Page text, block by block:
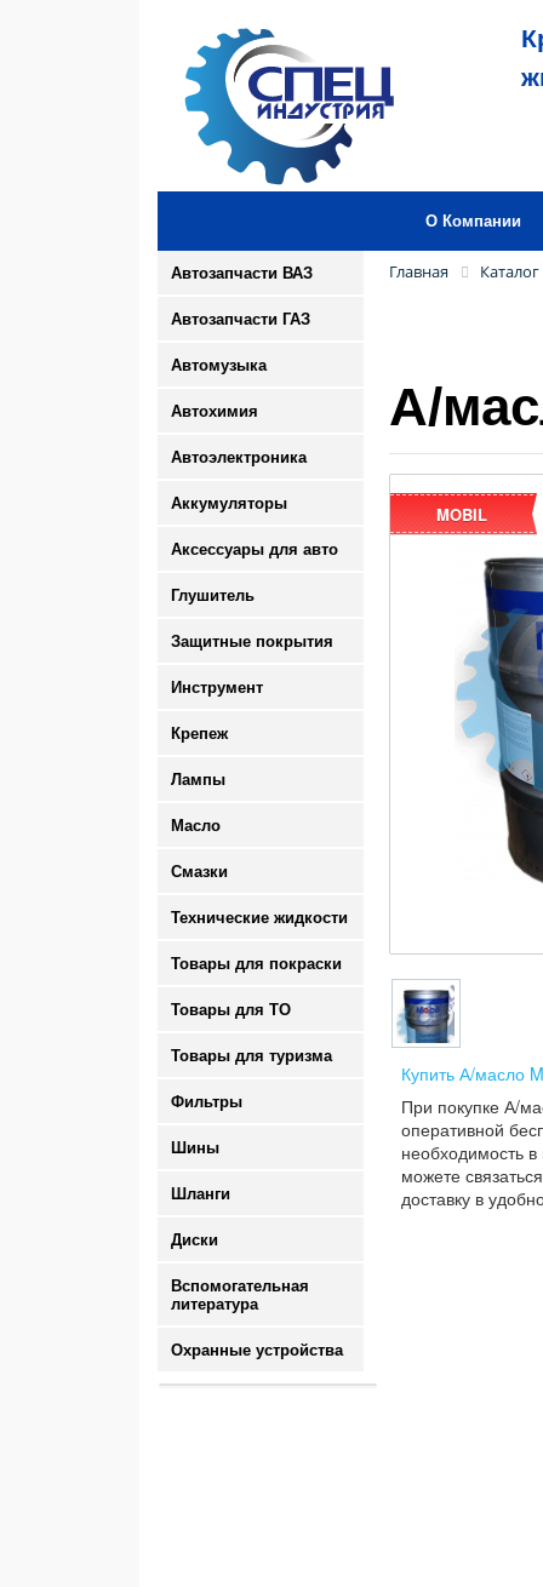
О Компании
Автозапчасти ВАЗ
Автозапчасти ГАЗ
Автомузыка
Автохимия
Автоэлектроника
Аккумуляторы
Аксессуары для авто
Глушитель
Защитные покрытия
Инструмент
Крепеж
Лампы
Масло
Смазки
Технические жидкости
Товары для покраски
Товары для ТО
Товары для туризма
Фильтры
Шины
Шланги
Диски
Вспомогательная
литература
Охранные устройства
Главная Каталог
А/
MOBIL
Купить А/масло
При покупке А/
оперативной
необходимость
можете
доставку в